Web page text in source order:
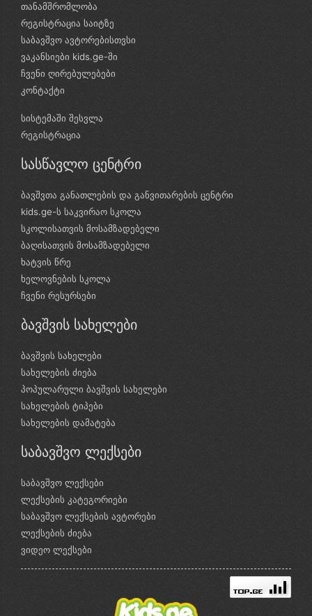
თანამშრომლობა
რეგისტრაცია საიტზე
საბავშვო ავტორებისთვსი
ვაკანსიები kids.ge-ში
ჩვენი ღირებულებები
კონტაქტი
სისტემაში შესვლა
რეგისტრაცია
სასწავლო ცენტრი
ბავშვთა განათლების და განვითარების ცენტრი
kids.ge-ს საკვირაო სკოლა
სკოლისათვის მოსამზადებელი
ბაღისათვის მოსამზადებელი
ხატვის წრე
ხელოვნების სკოლა
ჩვენი რესურსები
ბავშვის სახელები
ბავშვის სახელები
სახელების ძიება
პოპულარული ბავშვის სახელები
სახელების ტიპები
სახელების დამატება
საბავშვო ლექსები
საბავშვო ლექსები
ლექსების კატეგორიები
საბავშვო ლექსების ავტორები
ლექსების ძიება
ვიდეო ლექსები